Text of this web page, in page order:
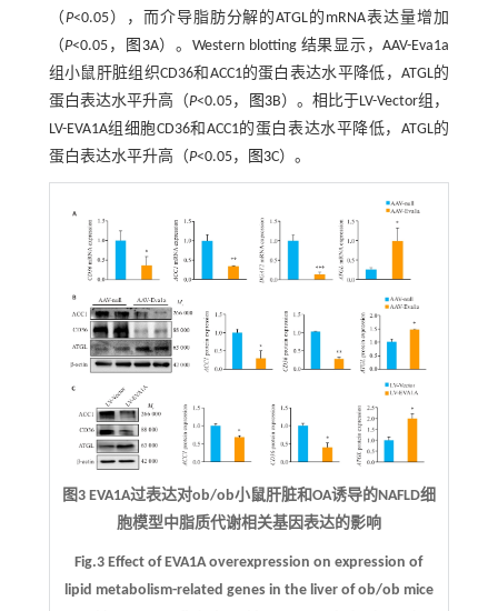
（P<0.05），而介导脂肪分解的ATGL的mRNA表达量增加
（P<0.05， 图3A）。Western blotting 结果显示，AAV-Eva1a
组小鼠肝脏组织CD36和ACC1的蛋白表达水平降低，ATGL的
蛋白表达水平升高（P<0.05， 图3B）。相比于LV-Vector组，
LV-EVA1A组细胞CD36和ACC1的蛋白表达水平降低，ATGL的
蛋白表达水平升高（P<0.05， 图3C）。
图3 EVA1A过表达对ob/ob小鼠肝脏和OA诱导的NAFLD细
胞模型中脂质代谢相关基因表达的影响
Fig.3 Effect of EVA1A overexpression on expression of
lipid metabolism-related genes in the liver of ob/ob mice